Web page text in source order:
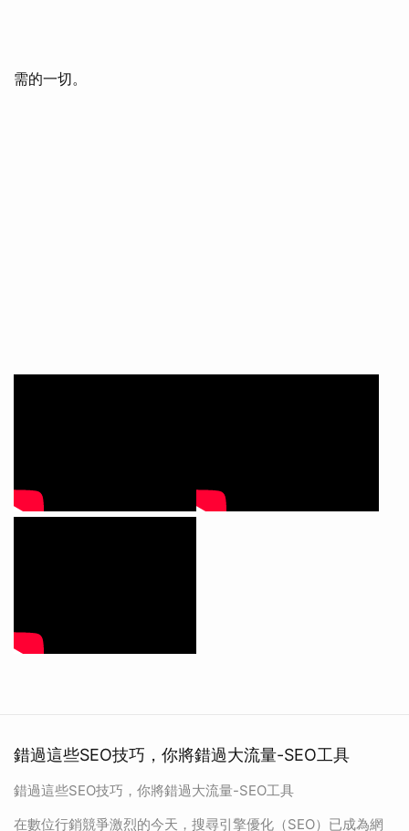
需的一切。
錯過這些SEO技巧，你將錯過大流量-SEO工具
錯過這些SEO技巧，你將錯過大流量-SEO工具
在數位行銷競爭激烈的今天，搜尋引擎優化（SEO）已成為網